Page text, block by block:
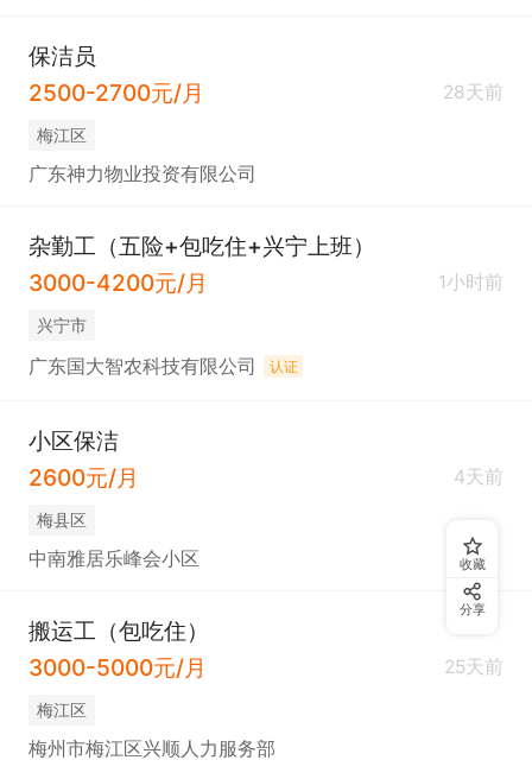
保洁员
2500-2700元/月
28天前
梅江区
广东神力物业投资有限公司
杂勤工（五险+包吃住+兴宁上班）
3000-4200元/月
1小时前
兴宁市
广东国大智农科技有限公司 认证
小区保洁
2600元/月
4天前
梅县区
中南雅居乐峰会小区
搬运工（包吃住）
3000-5000元/月
25天前
梅江区
梅州市梅江区兴顺人力服务部
收藏
分享